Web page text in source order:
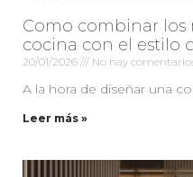
Como combinar los
cocina con el estilo
20/01/2026 No hay
A la hora de diseñar una
Leer más »